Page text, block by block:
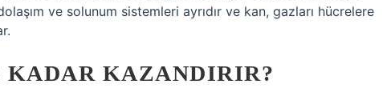
ve solunum sistemleri ayrıdır ve kan, gazları hücrelere
KADAR KAZANDIRIR?